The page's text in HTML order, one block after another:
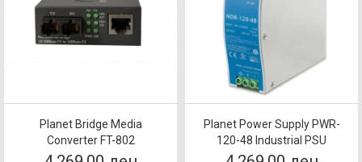
Planet Bridge Media
Converter FT-802
Planet Power Supply PWR-
120-48 Industrial PSU